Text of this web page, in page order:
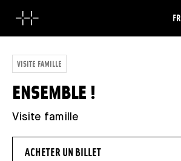
FR
VISITE FAMILLE
ENSEMBLE !
Visite famille
ACHETER UN BILLET- NOUVELLE FENÊTRE